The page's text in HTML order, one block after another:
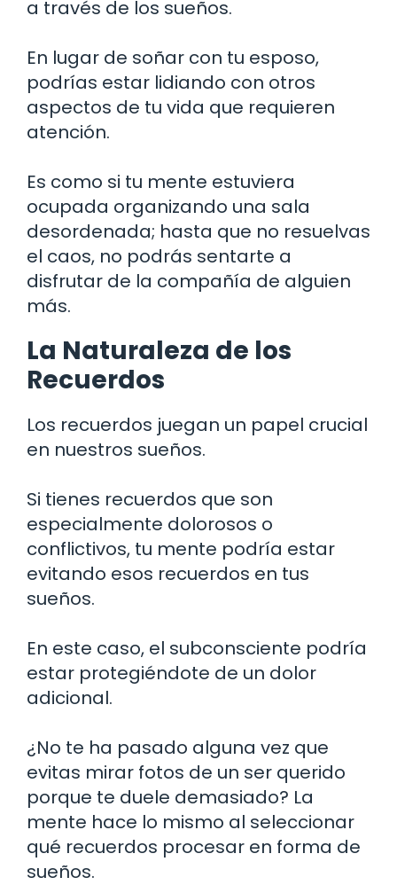
a través de los sueños.
En lugar de soñar con tu esposo,
podrías estar lidiando con otros
aspectos de tu vida que requieren
atención.
Es como si tu mente estuviera
ocupada organizando una sala
desordenada; hasta que no resuelvas
el caos, no podrás sentarte a
disfrutar de la compañía de alguien
más.
La Naturaleza de los
Recuerdos
Los recuerdos juegan un papel crucial
en nuestros sueños.
Si tienes recuerdos que son
especialmente dolorosos o
conflictivos, tu mente podría estar
evitando esos recuerdos en tus
sueños.
En este caso, el subconsciente podría
estar protegiéndote de un dolor
adicional.
¿No te ha pasado alguna vez que
evitas mirar fotos de un ser querido
porque te duele demasiado? La
mente hace lo mismo al seleccionar
qué recuerdos procesar en forma de
sueños.